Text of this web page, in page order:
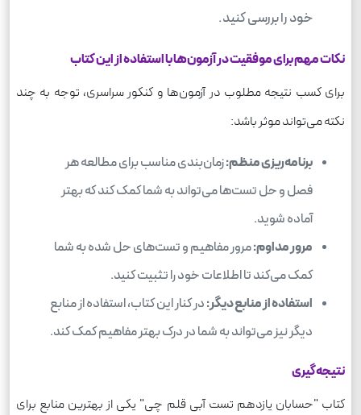
خود را بررسی کنید.
نکات مهم برای موفقیت در آزمون‌ها با استفاده از این کتاب
برای کسب نتیجه مطلوب در آزمون‌ها و کنکور سراسری، توجه به چند
نکته می‌تواند موثر باشد:
برنامه‌ریزی منظم:زمان‌بندی مناسب برای مطالعه هر
فصل و حل تست‌ها می‌تواند به شما کمک کند که بهتر
آماده شوید.
مرور مداوم:مرور مفاهیم و تست‌های حل شده به شما
کمک می‌کند تا اطلاعات خود را تثبیت کنید.
استفاده از منابع دیگر:در کنار این کتاب، استفاده از منابع
دیگر نیز می‌تواند به شما در درک بهتر مفاهیم کمک کند.
نتیجه‌گیری
کتاب "حسابان یازدهم تست آبی قلم چی" یکی از بهترین منابع برای